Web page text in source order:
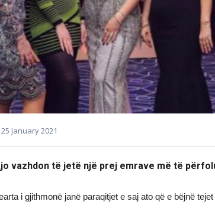
January 2021
vazhdon të jetë një prej emrave më të
i gjithmonë janë paraqitjet e saj ato që e bëjnë